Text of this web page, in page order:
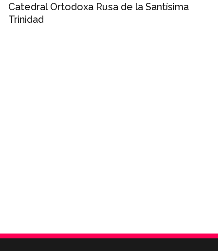
Catedral Ortodoxa Rusa de la Santísima
Trinidad